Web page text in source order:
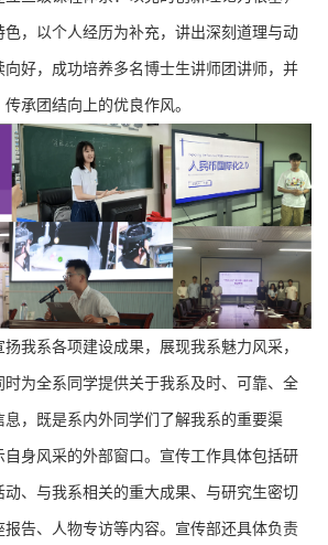
，以个人经历为补充，讲出深刻道理与动
向好，成功培养多名博士生讲师团讲师，并
承团结向上的优良作风。
扬我系各项建设成果，展现我系魅力风采，
为全系同学提供关于我系及时、可靠、全
，既是系内外同学们了解我系的重要渠
身风采的外部窗口。宣传工作具体包括研
动、与我系相关的重大成果、与研究生密切
告、人物专访等内容。宣传部还具体负责